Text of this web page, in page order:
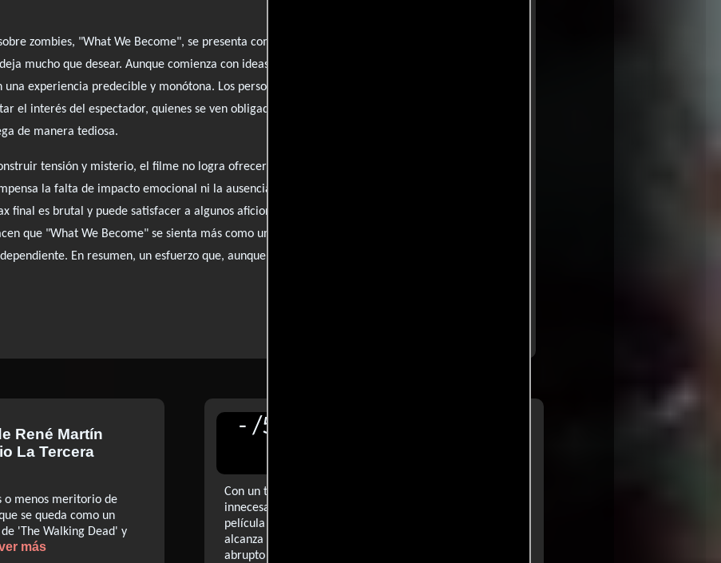
zombies, "What We Become", se presenta como un esfuerzo meritorio en un género
mucho que desear. Aunque comienza con ideas prometedoras y una estética cuidada,
experiencia predecible y monótona. Los personajes, poco desarrollados y en su mayoría
el interés del espectador, quienes se ven obligados a soportar largos momentos de inactividad
de manera tediosa.
tensión y misterio, el filme no logra ofrecer algo nuevo al público. La acción, que se limita
la falta de impacto emocional ni la ausencia de sangre que uno esperaría en una película
final es brutal y puede satisfacer a algunos aficionados del género, la falta de originalidad y el
que "What We Become" se sienta más como un capítulo desechable de una serie que como
En resumen, un esfuerzo que, aunque digno, no logra destacarse en el panorama del
René Martín
La Tercera
o menos meritorio de
se queda como un
'The Walking Dead' y
más
- /5
Con un tono demasiado serio y demorando
innecesariamente lo que hemos visto en tantas veces, la
película se conforma con una ejecución correcta que
alcanza escasos momentos de tensión, y un clímax
abrupto que no da para hacer la tarea.